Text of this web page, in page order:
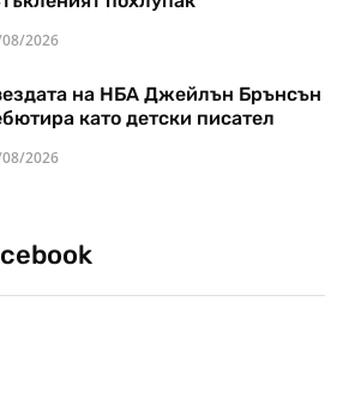
2026
на НБА Джейлън Брънсън
като детски писател
2026